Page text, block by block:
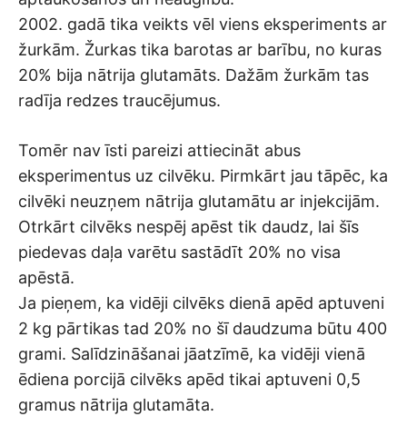
2002. gadā tika veikts vēl viens eksperiments ar
žurkām. Žurkas tika barotas ar barību, no kuras
20% bija nātrija glutamāts. Dažām žurkām tas
radīja redzes traucējumus.
Tomēr nav īsti pareizi attiecināt abus
eksperimentus uz cilvēku. Pirmkārt jau tāpēc, ka
cilvēki neuzņem nātrija glutamātu ar injekcijām.
Otrkārt cilvēks nespēj apēst tik daudz, lai šīs
piedevas daļa varētu sastādīt 20% no visa
apēstā.
Ja pieņem, ka vidēji cilvēks dienā apēd aptuveni
2 kg pārtikas tad 20% no šī daudzuma būtu 400
grami. Salīdzināšanai jāatzīmē, ka vidēji vienā
ēdiena porcijā cilvēks apēd tikai aptuveni 0,5
gramus nātrija glutamāta.